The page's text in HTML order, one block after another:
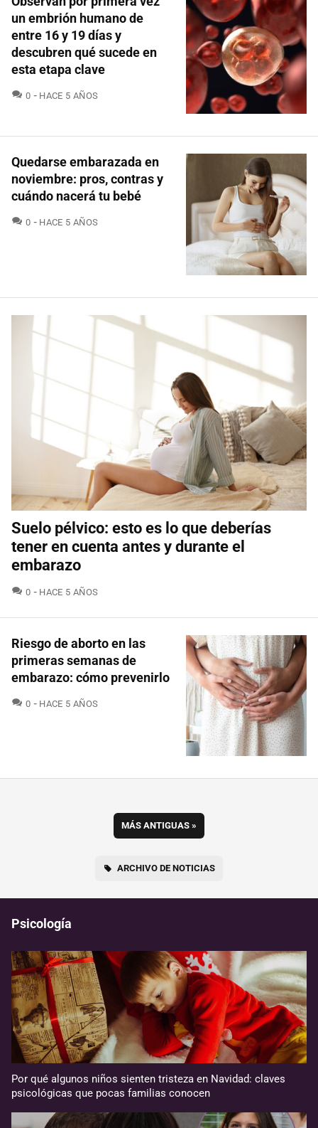
un embrión humano de
entre 16 y 19 días y
descubren qué sucede en
esta etapa clave
0 COMENTARIOS
HACE 5 AÑOS
Quedarse embarazada en
noviembre: pros, contras y
cuándo nacerá tu bebé
0 COMENTARIOS
HACE 5 AÑOS
Suelo pélvico: esto es lo que deberías
tener en cuenta antes y durante el
embarazo
0 COMENTARIOS
HACE 5 AÑOS
Riesgo de aborto en las
primeras semanas de
embarazo: cómo prevenirlo
0 COMENTARIOS
HACE 5 AÑOS
MÁS ANTIGUAS »
ARCHIVO DE NOTICIAS
Psicología
Por qué algunos niños sienten tristeza en Navidad: claves
psicológicas que pocas familias conocen